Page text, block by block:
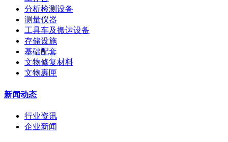
分析检测设备
测量仪器
工具车及搬运设备
存储设施
基础配套
文物修复材料
文物裹匣
新闻动态
行业资讯
企业新闻